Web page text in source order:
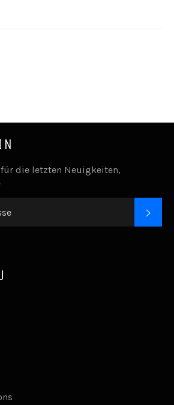
die letzten Neuigkeiten,